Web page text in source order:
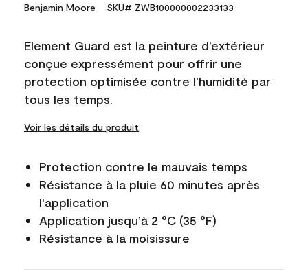
Benjamin Moore SKU# ZWB100000002233133
Element Guard est la peinture d’extérieur
conçue expressément pour offrir une
protection optimisée contre l’humidité par
tous les temps.
Voir les détails du produit
Protection contre le mauvais temps
Résistance à la pluie 60 minutes après
l'application
Application jusqu’à 2 °C (35 °F)
Résistance à la moisissure